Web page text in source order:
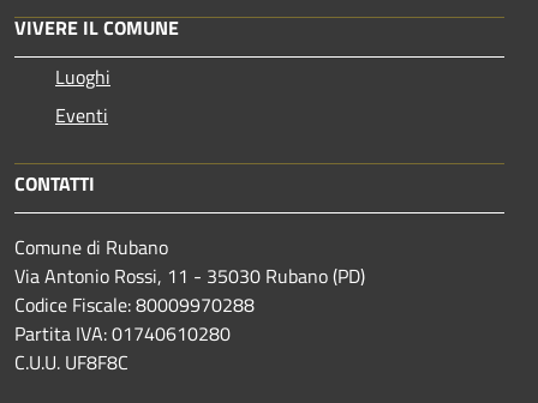
VIVERE IL COMUNE
Luoghi
Eventi
CONTATTI
Comune di Rubano
Via Antonio Rossi, 11 - 35030 Rubano (PD)
Codice Fiscale: 80009970288
Partita IVA: 01740610280
C.U.U. UF8F8C